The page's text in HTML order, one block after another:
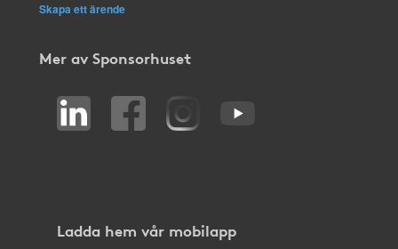
Skapa ett ärende
Mer av Sponsorhuset
Ladda hem vår mobilapp